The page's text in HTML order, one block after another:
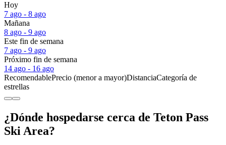
Hoy
7 ago - 8 ago
Mañana
8 ago - 9 ago
Este fin de semana
7 ago - 9 ago
Próximo fin de semana
14 ago - 16 ago
RecomendablePrecio (menor a mayor)DistanciaCategoría de
estrellas
¿Dónde hospedarse cerca de Teton Pass
Ski Area?